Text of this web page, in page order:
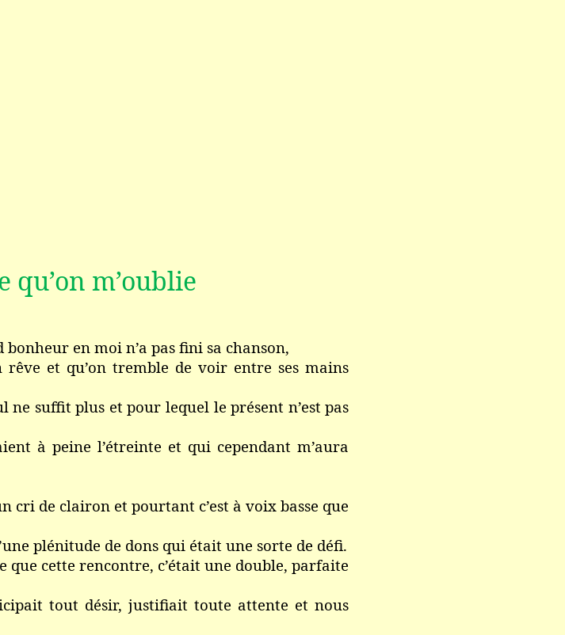
qu’on m’oublie
bonheur en moi n’a pas fini sa chanson,
rêve et qu’on tremble de voir entre ses mains
suffit plus et pour lequel le présent n’est pas
à peine l’étreinte et qui cependant m’aura
cri de clairon et pourtant c’est à voix basse que
plénitude de dons qui était une sorte de défi.
que cette rencontre, c’était une double, parfaite
tout désir, justifiait toute attente et nous